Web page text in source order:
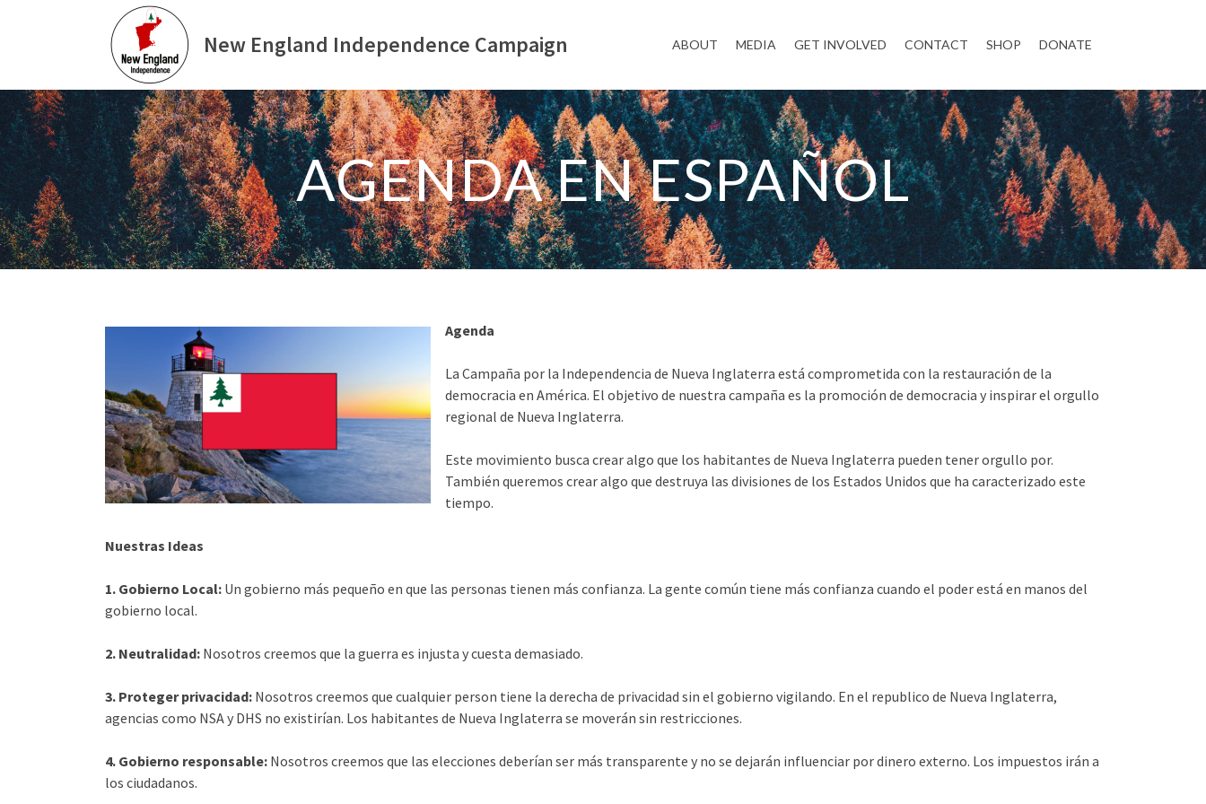
New England Independence Campaign ABOUT MEDIA GET INVOLVED CONTACT SHOP DONATE
AGENDA EN ESPAÑOL
Agenda
La Campaña por la Independencia de Nueva Inglaterra está comprometida con la restauración de la
democracia en América. El objetivo de nuestra campaña es la promoción de democracia y inspirar el orgullo
regional de Nueva Inglaterra.
Este movimiento busca crear algo que los habitantes de Nueva Inglaterra pueden tener orgullo por.
También queremos crear algo que destruya las divisiones de los Estados Unidos que ha caracterizado este
tiempo.
Nuestras Ideas
1. Gobierno Local: Un gobierno más pequeño en que las personas tienen más confianza. La gente común tiene más confianza cuando el poder está en manos del
gobierno local.
2. Neutralidad: Nosotros creemos que la guerra es injusta y cuesta demasiado.
3. Proteger privacidad: Nosotros creemos que cualquier person tiene la derecha de privacidad sin el gobierno vigilando. En el republico de Nueva Inglaterra,
agencias como NSA y DHS no existirían. Los habitantes de Nueva Inglaterra se moverán sin restricciones.
4. Gobierno responsable: Nosotros creemos que las elecciones deberían ser más transparente y no se dejarán influenciar por dinero externo. Los impuestos irán a
los ciudadanos.